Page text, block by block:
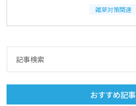
雑草対策関連
おすすめ記事